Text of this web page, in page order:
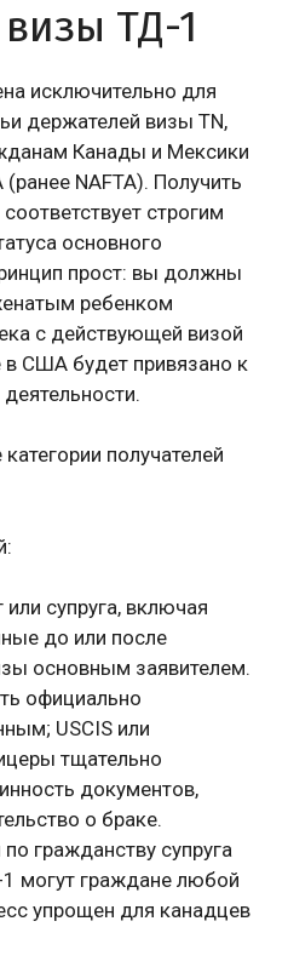
ТД-1
исключительно для
держателей визы TN,
Канады и Мексики
NAFTA). Получить
строгим
основного
прост: вы должны
ребенком
с действующей визой
США будет привязано к
получателей
супруга, включая
до или после
основным заявителем.
официально
USCIS или
тщательно
документов,
о браке.
гражданству супруга
1 могут граждане любой
упрощен для канадцев